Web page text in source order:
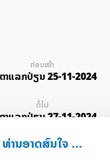
ກ່ອນໜ້າ
າ​ແລກ​ປ່ຽນ 25-11-2024
ຕໍ່ໄປ
າ​ແລກ​ປ່ຽນ 27-11-2024
ທ່ານອາດສົນໃຈ ...